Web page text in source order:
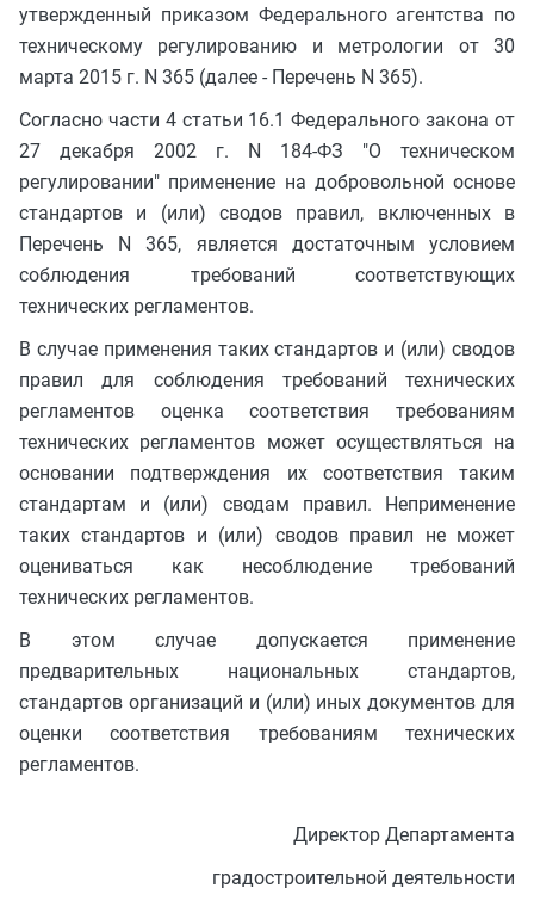
утвержденный приказом Федерального агентства по
техническому регулированию и метрологии от 30
марта 2015 г. N 365 (далее - Перечень N 365).
Согласно части 4 статьи 16.1 Федерального закона от
27 декабря 2002 г. N 184-ФЗ "О техническом
регулировании" применение на добровольной основе
стандартов и (или) сводов правил, включенных в
Перечень N 365, является достаточным условием
соблюдения требований соответствующих
технических регламентов.
В случае применения таких стандартов и (или) сводов
правил для соблюдения требований технических
регламентов оценка соответствия требованиям
технических регламентов может осуществляться на
основании подтверждения их соответствия таким
стандартам и (или) сводам правил. Неприменение
таких стандартов и (или) сводов правил не может
оцениваться как несоблюдение требований
технических регламентов.
В этом случае допускается применение
предварительных национальных стандартов,
стандартов организаций и (или) иных документов для
оценки соответствия требованиям технических
регламентов.
Директор Департамента
градостроительной деятельности